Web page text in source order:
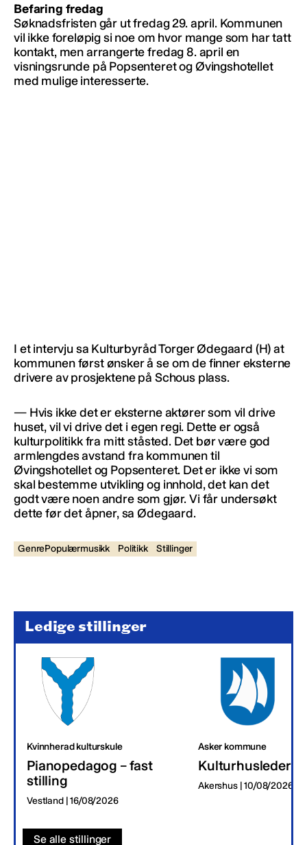
Befaring fredag
Søknadsfristen går ut fredag 29. april. Kommunen
vil ikke foreløpig si noe om hvor mange som har tatt
kontakt, men arrangerte fredag 8. april en
visningsrunde på Popsenteret og Øvingshotellet
med mulige interesserte.
I et intervju sa Kulturbyråd Torger Ødegaard (H) at
kommunen først ønsker å se om de finner eksterne
drivere av prosjektene på Schous plass.
— Hvis ikke det er eksterne aktører som vil drive
huset, vil vi drive det i egen regi. Dette er også
kulturpolitikk fra mitt ståsted. Det bør være god
armlengdes avstand fra kommunen til
Øvingshotellet og Popsenteret. Det er ikke vi som
skal bestemme utvikling og innhold, det kan det
godt være noen andre som gjør. Vi får undersøkt
dette før det åpner, sa Ødegaard.
GenrePopulærmusikk Politikk Stillinger
Ledige stillinger
Kvinnherad kulturskule
Pianopedagog – fast
stilling
Vestland | 16/08/2026
Asker kommune
Kulturhusleder
Akershus | 10/08/2026
Se alle stillinger